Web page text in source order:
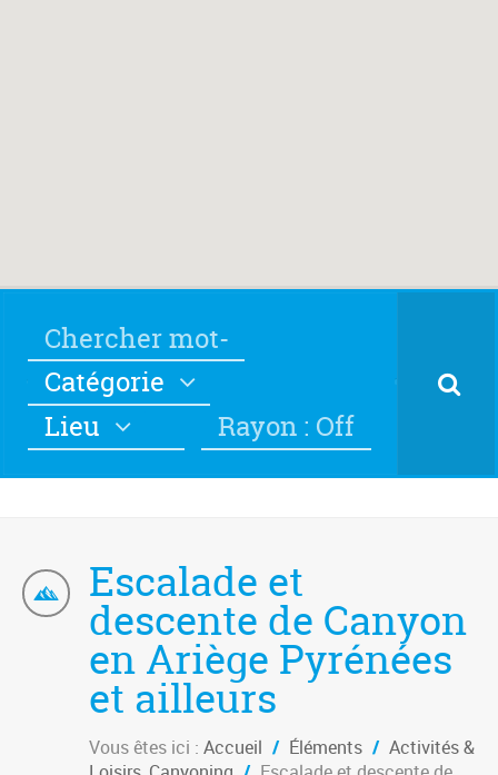
Catégorie
Lieu
Rayon : Off
Escalade et
descente de Canyon
en Ariège Pyrénées
et ailleurs
Vous êtes ici : Accueil / Éléments / Activités &